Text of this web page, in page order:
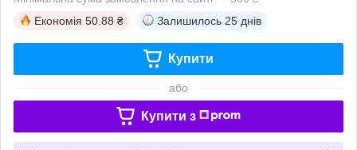
Економія 50.88 ₴ Залишилось 25 днів
Купити
або
Купити з